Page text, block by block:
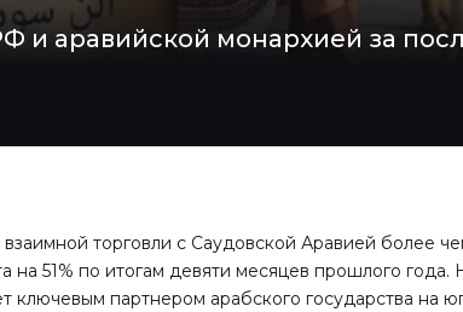
и аравийской монархией за
торговли с Саудовской Аравией более
на 51% по итогам девяти месяцев прошлого года.
ключевым партнером арабского государства на